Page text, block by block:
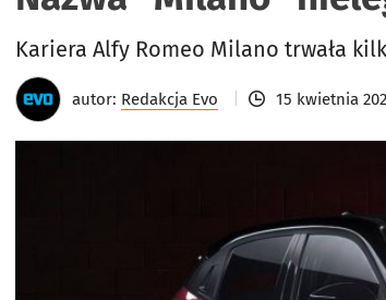
Kariera Alfy Romeo Milano trwała
autor: Redakcja Evo 15 kwietnia